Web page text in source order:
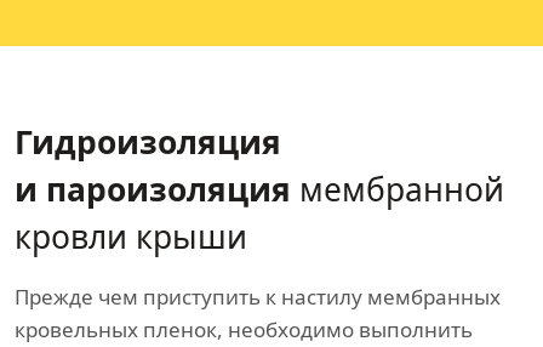
Гидроизоляция
и пароизоляция мембранной
кровли крыши
Прежде чем приступить к настилу мембранных
кровельных пленок, необходимо выполнить